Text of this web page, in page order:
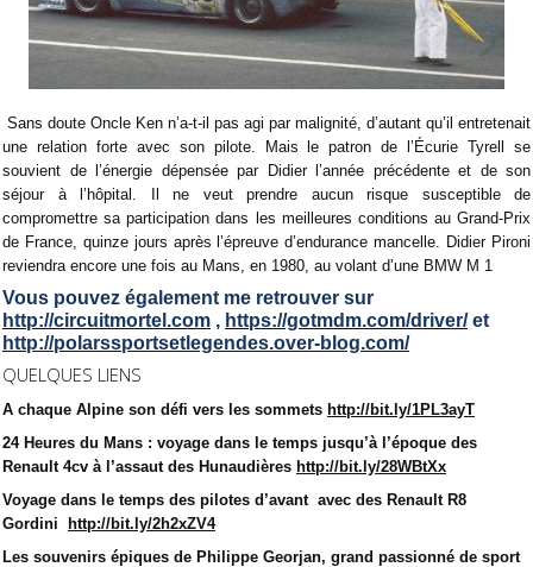
Sans doute Oncle Ken n’a-t-il pas agi par malignité, d’autant qu’il entretenait
une relation forte avec son pilote. Mais le patron de l’Écurie Tyrell se
souvient de l’énergie dépensée par Didier l’année précédente et de son
séjour à l’hôpital. Il ne veut prendre aucun risque susceptible de
compromettre sa participation dans les meilleures conditions au Grand-Prix
de France, quinze jours après l’épreuve d’endurance mancelle. Didier Pironi
reviendra encore une fois au Mans, en 1980, au volant d’une BMW M 1
Vous pouvez également me retrouver sur
http://circuitmortel.com , https://gotmdm.com/driver/et
http://polarssportsetlegendes.over-blog.com/
QUELQUES LIENS
A chaque Alpine son défi vers les sommets http://bit.ly/1PL3ayT
24 Heures du Mans : voyage dans le temps jusqu’à l’époque des
Renault 4cv à l’assaut des Hunaudières http://bit.ly/28WBtXx
Voyage dans le temps des pilotes d’avant avec des Renault R8
Gordini
http://bit.ly/2h2xZV4
Les souvenirs épiques de Philippe Georjan, grand passionné de sport